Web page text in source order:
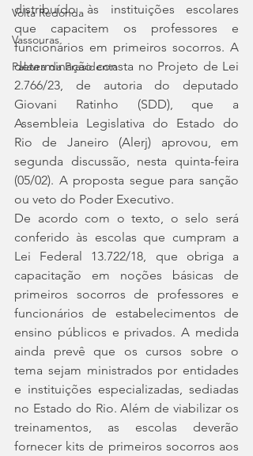
Volta Redonda
Vassouras
Palavra da Presidenta
distribuído às instituições escolares
que capacitem os professores e
funcionários em primeiros socorros. A
determinação consta no Projeto de Lei
2.766/23, de autoria do deputado
Giovani Ratinho (SDD), que a
Assembleia Legislativa do Estado do
Rio de Janeiro (Alerj) aprovou, em
segunda discussão, nesta quinta-feira
(05/02). A proposta segue para sanção
ou veto do Poder Executivo.
De acordo com o texto, o selo será
conferido às escolas que cumpram a
Lei Federal 13.722/18, que obriga a
capacitação em noções básicas de
primeiros socorros de professores e
funcionários de estabelecimentos de
ensino públicos e privados. A medida
ainda prevê que os cursos sobre o
tema sejam ministrados por entidades
e instituições especializadas, sediadas
no Estado do Rio. Além de viabilizar os
treinamentos, as escolas deverão
fornecer kits de primeiros socorros aos